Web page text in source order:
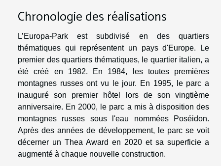
Chronologie des réalisations
L’Europa-Park est subdivisé en des quartiers
thématiques qui représentent un pays d'Europe. Le
premier des quartiers thématiques, le quartier italien, a
été créé en 1982. En 1984, les toutes premières
montagnes russes ont vu le jour. En 1995, le parc a
inauguré son premier hôtel lors de son vingtième
anniversaire. En 2000, le parc a mis à disposition des
montagnes russes sous l'eau nommées Poséidon.
Après des années de développement, le parc se voit
décerner un Thea Award en 2020 et sa superficie a
augmenté à chaque nouvelle construction.